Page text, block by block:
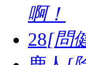
啊！
28[問